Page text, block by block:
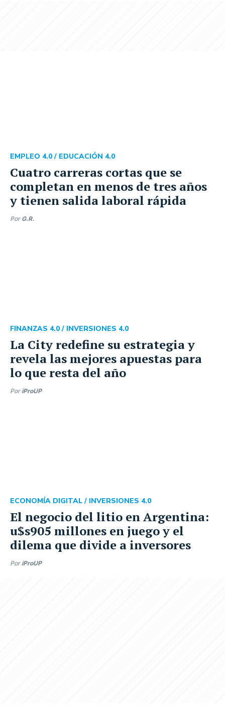
Cuatro carreras cortas que se
completan en menos de tres años
y tienen salida laboral rápida
EMPLEO 4.0 / EDUCACIÓN 4.0
Por G.R.
La City redefine su estrategia y
revela las mejores apuestas para
lo que resta del año
FINANZAS 4.0 / INVERSIONES 4.0
Por iProUP
El negocio del litio en Argentina:
u$s905 millones en juego y el
dilema que divide a inversores
ECONOMÍA DIGITAL / INVERSIONES 4.0
Por iProUP